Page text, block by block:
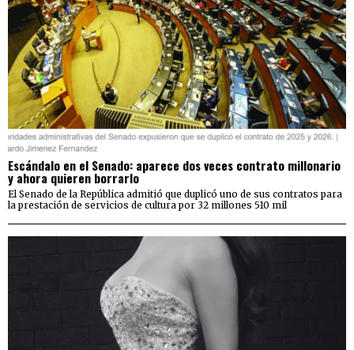
Escándalo en el Senado: aparece dos veces contrato millonario
y ahora quieren borrarlo
El Senado de la República admitió que duplicó uno de sus contratos para
la prestación de servicios de cultura por 32 millones 510 mil